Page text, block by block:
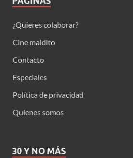
¿Quieres colaborar?
Cine maldito
Contacto
Especiales
Política de privacidad
Quienes somos
30 Y NO MÁS